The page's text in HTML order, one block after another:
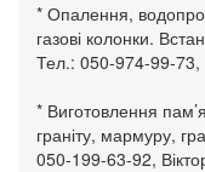
* Опалення,
газові колонки.
Тел.: 050-974-99-
* Виготовлення
граніту, мармуру,
050-199-63-92,